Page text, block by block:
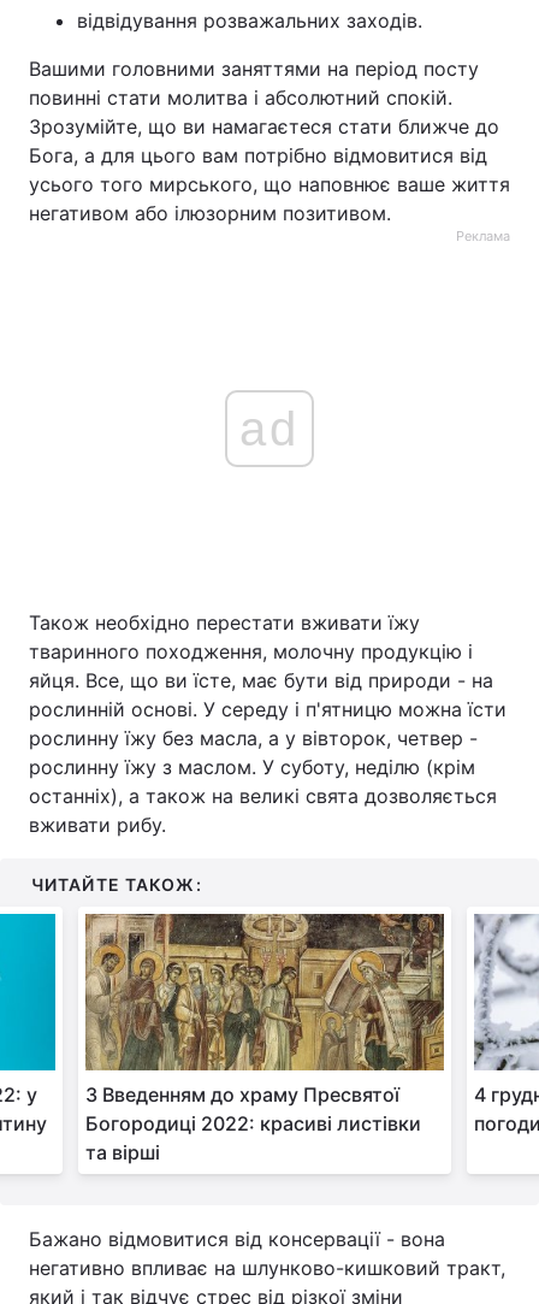
відвідування розважальних заходів.
Вашими головними заняттями на період посту
повинні стати молитва і абсолютний спокій.
Зрозумійте, що ви намагаєтеся стати ближче до
Бога, а для цього вам потрібно відмовитися від
усього того мирського, що наповнює ваше життя
негативом або ілюзорним позитивом.
Реклама
ad
Також необхідно перестати вживати їжу
тваринного походження, молочну продукцію і
яйця. Все, що ви їсте, має бути від природи - на
рослинній основі. У середу і п'ятницю можна їсти
рослинну їжу без масла, а у вівторок, четвер -
рослинну їжу з маслом. У суботу, неділю (крім
останніх), а також на великі свята дозволяється
вживати рибу.
ЧИТАЙТЕ ТАКОЖ:
у
З Введенням до храму Пресвятої
Богородиці 2022: красиві листівки
та вірші
4
Бажано відмовитися від консервації - вона
негативно впливає на шлунково-кишковий тракт,
який і так відчує стрес від різкої зміни